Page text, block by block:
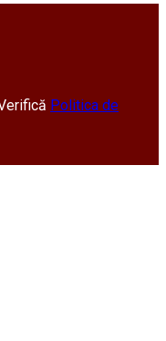
Politica de